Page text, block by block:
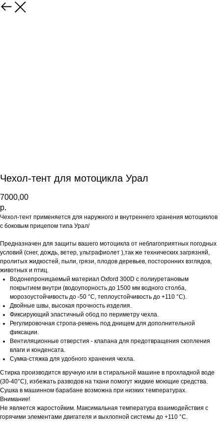
Чехол-тент для мотоцикла Урал
7000,00
р.
Чехол-тент применяется для наружного и внутреннего хранения мотоциклов
с боковым прицепом типа Урал/
Предназначен для защиты вашего мотоцикла от неблагоприятных погодных
условий (снег, дождь, ветер, ультрафиолет ),так же технических загрязняй,
пролитых жидкостей, пыли, грязи, плодов деревьев, посторонних взглядов,
животных и птиц.
Водонепроницаемый материал Oxford 300D с полиуретановым
покрытием внутри (водоупорность до 1500 мм водного столба,
морозоустойчивость до -50 °C, теплоустойчивость до +110 °C).
Двойные швы, высокая прочность изделия.
Фиксирующий эластичный обод по периметру чехла.
Регулировочная стропа-ремень под днищем для дополнительной
фиксации.
Вентиляционные отверстия - клапана для предотвращения скопления
влаги и конденсата.
Сумка-стяжка для удобного хранения чехла.
Стирка производится вручную или в стиральной машине в прохладной воде
(30-40°C), избежать разводов на ткани помогут жидкие моющие средства.
Сушка в машинном барабане возможна при низких температурах.
Внимание!
Не является жаростойким. Максимальная температура взаимодействия с
горячими элементами двигателя и выхлопной системы до +110 °C.